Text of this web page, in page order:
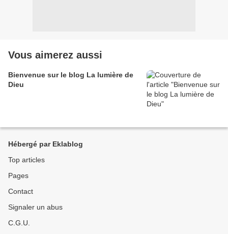
Vous aimerez aussi
Bienvenue sur le blog La lumière de
Dieu
Hébergé par Eklablog
Top articles
Pages
Contact
Signaler un abus
C.G.U.